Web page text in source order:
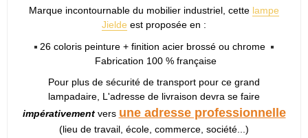
Marque incontournable du mobilier industriel, cette lampe
Jielde est proposée en :
26 coloris peinture + finition acier brossé ou chrome
Fabrication 100 % française
Pour plus de sécurité de transport pour ce grand
lampadaire, L'adresse de livraison devra se faire
impérativementvers une adresse professionnelle
(lieu de travail, école, commerce, société...)